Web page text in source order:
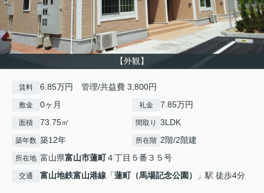
【外観】
賃料 6.85万円 管理/共益費 3,800円
敷金 0ヶ月 礼金 7.85万円
面積 73.75㎡ 間取り 3LDK
築年数 築12年 所在階 2階/2階建
所在地 富山県富山市蓮町４丁目５番３５号
交通 富山地鉄富山港線 「蓮町（馬場記念公園） 」駅 徒歩4分